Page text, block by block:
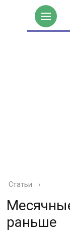
Статьи ›
раньше